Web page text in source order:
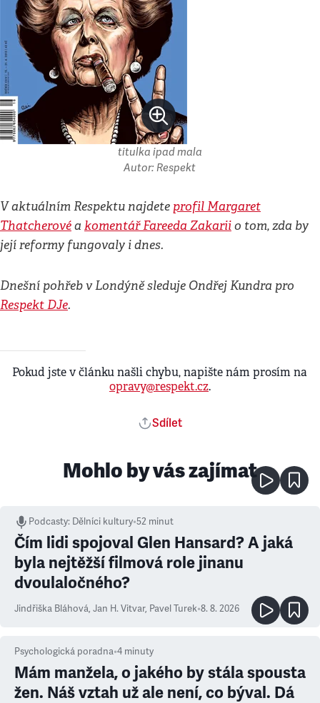
titulka ipad mala
Autor: Respekt
V aktuálním Respektu najdete profil Margaret
Thatcherovéa komentář Fareeda Zakariio tom, zda by
její reformy fungovaly i dnes.
Dnešní pohřeb v Londýně sleduje Ondřej Kundra pro
Respekt DJe.
Pokud jste v článku našli chybu, napište nám prosím na
opravy@respekt.cz.
Sdílet
Mohlo by vás zajímat
Podcasty: Dělníci kultury•52 minut
Čím lidi spojoval Glen Hansard? A jaká
byla nejtěžší filmová role jinanu
dvoulaločného?
Jindřiška Bláhová, Jan H. Vitvar, Pavel Turek•8. 8. 2026
Psychologická poradna•4 minuty
Mám manžela, o jakého by stála spousta
žen. Náš vztah už ale není, co býval. Dá